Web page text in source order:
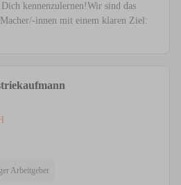
kennenzulernen!Wir sind das
innen mit einem klaren Ziel:
Arbeitgeber